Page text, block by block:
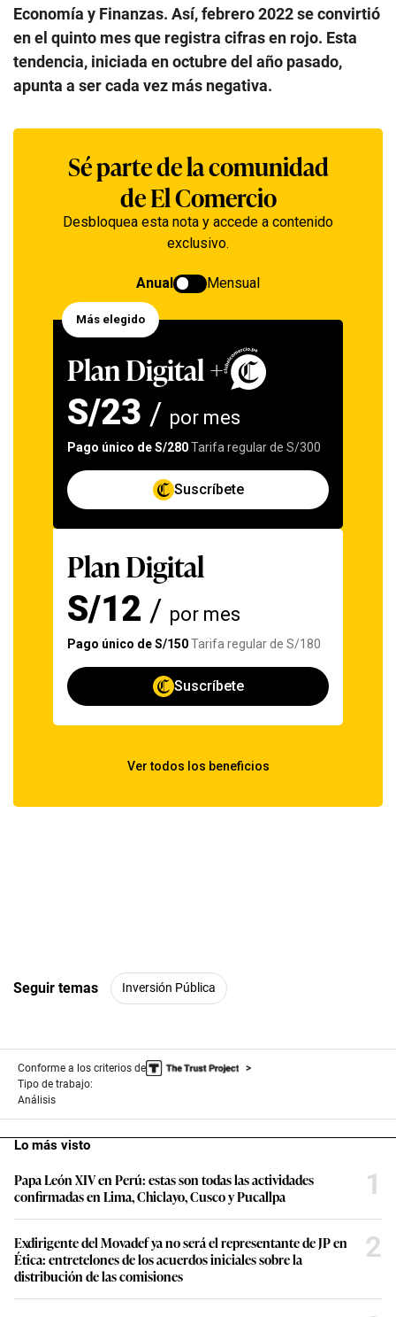
Economía y Finanzas. Así, febrero 2022 se convirtió
en el quinto mes que registra cifras en rojo. Esta
tendencia, iniciada en octubre del año pasado,
apunta a ser cada vez más negativa.
Seguir temas Inversión Pública
Conforme a los criterios de
Tipo de trabajo:
Análisis
Lo más visto
Papa León XIV en Perú: estas son todas las actividades
confirmadas en Lima, Chiclayo, Cusco y Pucallpa
1
Exdirigente del Movadef ya no será el representante de JP en
Ética: entretelones de los acuerdos iniciales sobre la
distribución de las comisiones
2